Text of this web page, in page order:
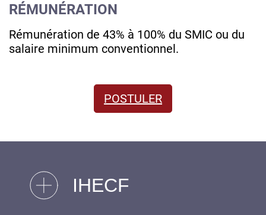
RÉMUNÉRATION
Rémunération de 43% à 100% du SMIC ou du
salaire minimum conventionnel.
POSTULER
IHECF